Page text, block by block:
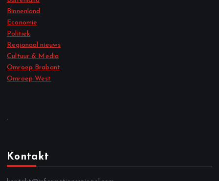
Binnenland
Economie
Politiek
Regionaal nieuws
Cultuur & Media
Omroep Brabant
Omroep West
.
Kontakt